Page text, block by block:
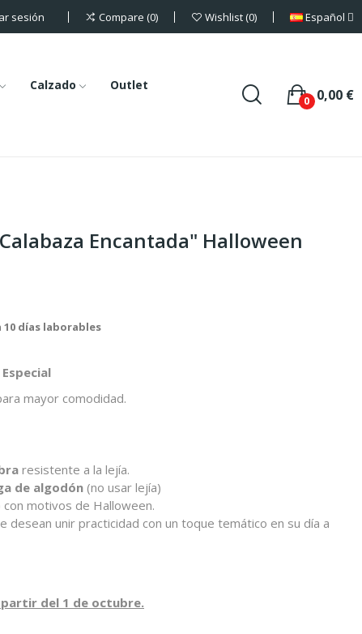
sesión Compare 0 Wishlist 0 Español
Calzado
Outlet
0,00 €
0
Encantada" Halloween
10 días laborables
mayor comodidad.
resistente a la lejía.
de algodón (no usar lejía)
motivos de Halloween.
desean unir practicidad con un toque temático en su día a
del 1 de octubre.